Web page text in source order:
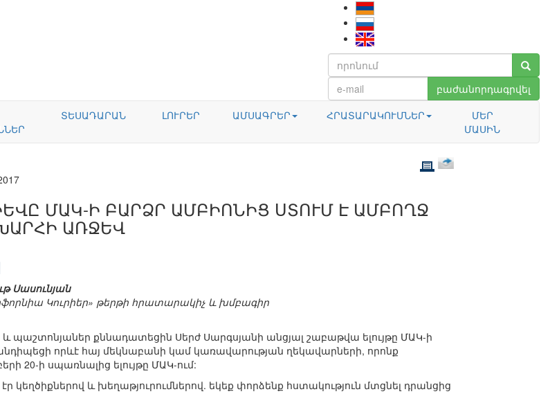
բաժանորդագրվել
ՏԵՍԱԴԱՐԱՆ ԼՈՒՐԵՐ ԱՄՍԱԳՐԵՐ ՀՐԱՏԱՐԱԿՈՒՄՆԵՐ
ՄԵՐ
ՄԱՍԻՆ
ՄԱԿ-Ի ԲԱՐՁՐ ԱՄԲԻՈՆԻՑ ՍՏՈՒՄ Է ԱՄԲՈՂՋ
ԱՌՋԵՎ
Սասունյան
Կուրիեր» թերթի հրատարակիչ և խմբագիր
պաշտոնյաներ քննադատեցին Սերժ Սարգսյանի անցյալ շաբաթվա ելույթը ՄԱԿ-ի
որևէ հայ մեկնաբանի կամ կառավարության ղեկավարների, որոնք
20-ի սպառնալից ելույթը ՄԱԿ-ում:
և խեղաթյուրումներով. եկեք փորձենք հստակություն մտցնել դրանցից